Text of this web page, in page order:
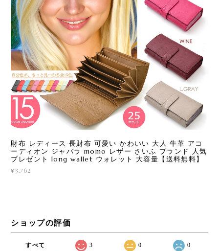
財布 レディース 長財布 可愛い かわいい 大人 牛革 アコ
ーディオン ジャバラ momo レザー さいふ ブランド 人気
プレゼント long wallet ウォレット 大容量【送料無料】
¥3,762
ショップの評価
すべて 3 0 0